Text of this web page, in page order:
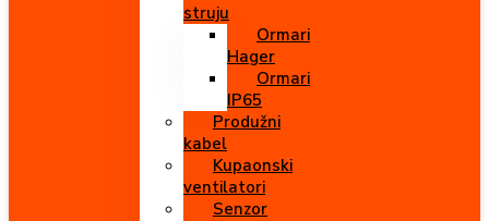
struju
Ormari
Hager
Ormari
IP65
Produžni
kabel
Kupaonski
ventilatori
Senzor